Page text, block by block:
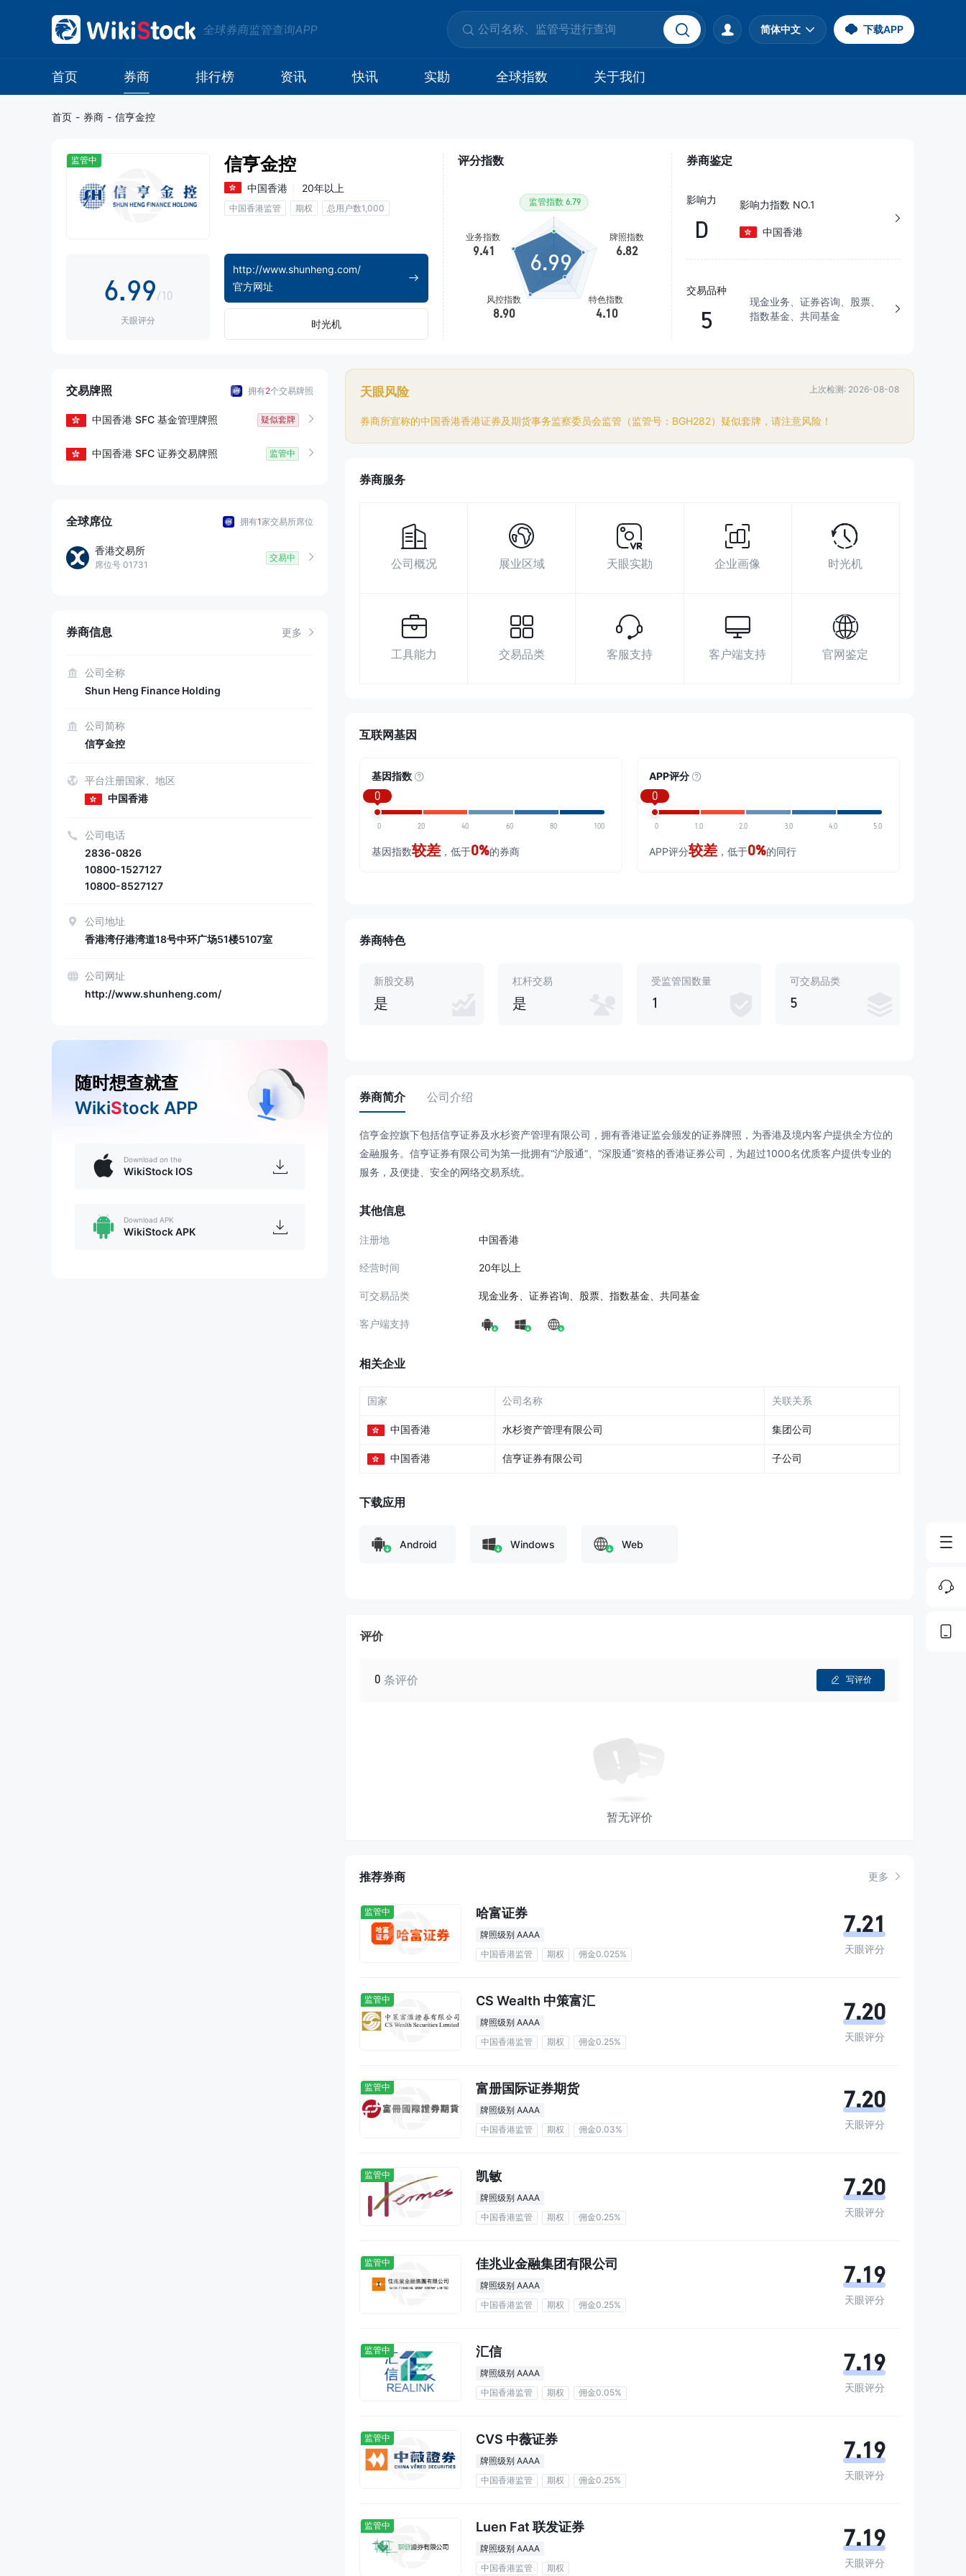
全球券商监管查询APP 简体中文 下载APP
首页 券商 排行榜 资讯 快讯 实勘 全球指数 关于我们
首页 - 券商 - 信亨金控
监管中
1
3
6
9
.
1
2
3
4
6
9
1
2
3
4
6
9/10
天眼评分
信亨金控
中国香港 20年以上
中国香港监管 期权 总用户数1,000
http://www.shunheng.com/
官方网址
时光机
评分指数
6.99
券商鉴定
影响力
D
影响力指数 NO.1
中国香港
交易品种
5
现金业务、证券咨询、股票、
指数基金、共同基金
2836-0826
admin@shunheng.com
http://www.shunheng.com/
香港湾仔港湾道18号中环广场51楼5107室
交易牌照 拥有2个交易牌照
中国香港 SFC 基金管理牌照 疑似套牌
中国香港 SFC 证券交易牌照 监管中
全球席位 拥有1家交易所席位
香港交易所
席位号 01731
交易中
券商信息 更多
公司全称
Shun Heng Finance Holding
公司简称
信亨金控
平台注册国家、地区
中国香港
公司电话
2836-0826
10800-1527127
10800-8527127
公司地址
香港湾仔港湾道18号中环广场51楼5107室
公司网址
http://www.shunheng.com/
随时想查就查
WikiStock APP
Download on the
WikiStock IOS
Download APK
WikiStock APK
天眼风险 上次检测: 2026-08-08
券商所宣称的中国香港香港证券及期货事务监察委员会监管（监管号：BGH282）疑似套牌，请注意风险！
券商服务
公司概况 展业区域 天眼实勘 企业画像 时光机
工具能力 交易品类 客服支持 客户端支持 官网鉴定
互联网基因
基因指数
0
0 20 40 60 80 100
基因指数较差 ，低于0%的券商
APP评分
0
0 1.0 2.0 3.0 4.0 5.0
APP评分较差 ，低于0%的同行
券商特色
新股交易
是
杠杆交易
是
受监管国数量
1
可交易品类
5
券商简介 公司介绍
信亨金控旗下包括信亨证券及水杉资产管理有限公司，拥有香港证监会颁发的证券牌照，为香港及境内客户提供全方位的
金融服务。信亨证券有限公司为第一批拥有“沪股通”、“深股通”资格的香港证券公司，为超过1000名优质客户提供专业的
服务，及便捷、安全的网络交易系统。
其他信息
注册地 中国香港
经营时间 20年以上
可交易品类 现金业务、证券咨询、股票、指数基金、共同基金
客户端支持
相关企业
国家 公司名称 关联关系
中国香港 水杉资产管理有限公司 集团公司
中国香港 信亨证券有限公司 子公司
下载应用
Android Windows Web
评价
0 条评价 写评价
暂无评价
推荐券商 更多
监管中 哈富证券
牌照级别 AAAA
中国香港监管
期权 佣金0.025%
7.21
天眼评分
监管中 CS Wealth 中策富汇
牌照级别 AAAA
中国香港监管
期权 佣金0.25%
7.20
天眼评分
监管中 富册国际证券期货
牌照级别 AAAA
中国香港监管
期权 佣金0.03%
7.20
天眼评分
监管中 凯敏
牌照级别 AAAA
中国香港监管
期权 佣金0.25%
7.20
天眼评分
监管中 佳兆业金融集团有限公司
牌照级别 AAAA
中国香港监管
期权 佣金0.25%
7.19
天眼评分
监管中 汇信
牌照级别 AAAA
中国香港监管
期权 佣金0.05%
7.19
天眼评分
监管中 CVS 中薇证券
牌照级别 AAAA
中国香港监管
期权 佣金0.25%
7.19
天眼评分
监管中 Luen Fat 联发证券
牌照级别 AAAA
中国香港监管
期权
7.19
天眼评分